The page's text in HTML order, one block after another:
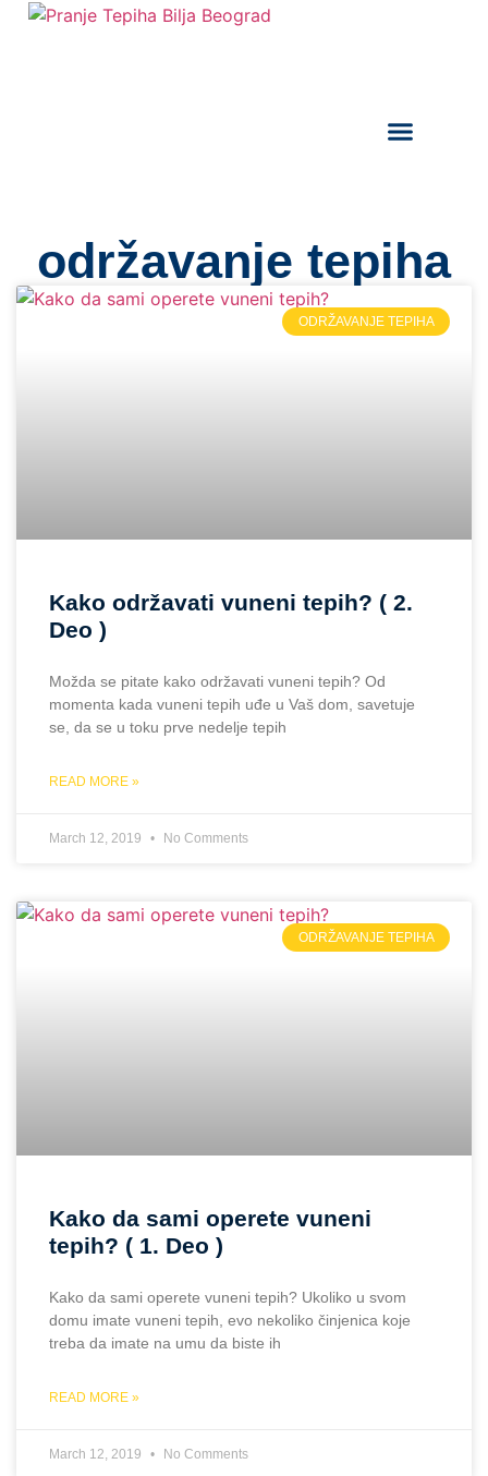
održavanje tepiha
ODRŽAVANJE TEPIHA
Kako održavati vuneni tepih? ( 2.
Deo )
Možda se pitate kako održavati vuneni tepih? Od
momenta kada vuneni tepih uđe u Vaš dom, savetuje
se, da se u toku prve nedelje tepih
READ MORE »
March 12, 2019 No Comments
ODRŽAVANJE TEPIHA
Kako da sami operete vuneni
tepih? ( 1. Deo )
Kako da sami operete vuneni tepih? Ukoliko u svom
domu imate vuneni tepih, evo nekoliko činjenica koje
treba da imate na umu da biste ih
READ MORE »
March 12, 2019 No Comments